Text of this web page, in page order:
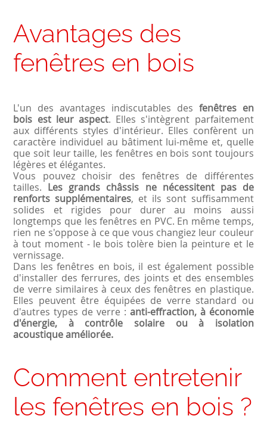
Avantages des
fenêtres en bois
L'un des avantages indiscutables des fenêtres en
bois est leur aspect. Elles s'intègrent parfaitement
aux différents styles d'intérieur. Elles confèrent un
caractère individuel au bâtiment lui-même et, quelle
que soit leur taille, les fenêtres en bois sont toujours
légères et élégantes.
Vous pouvez choisir des fenêtres de différentes
tailles. Les grands châssis ne nécessitent pas de
renforts supplémentaires, et ils sont suffisamment
solides et rigides pour durer au moins aussi
longtemps que les fenêtres en PVC. En même temps,
rien ne s'oppose à ce que vous changiez leur couleur
à tout moment - le bois tolère bien la peinture et le
vernissage.
Dans les fenêtres en bois, il est également possible
d'installer des ferrures, des joints et des ensembles
de verre similaires à ceux des fenêtres en plastique.
Elles peuvent être équipées de verre standard ou
d'autres types de verre : anti-effraction, à économie
d'énergie, à contrôle solaire ou à isolation
acoustique améliorée.
Comment entretenir
les fenêtres en bois ?